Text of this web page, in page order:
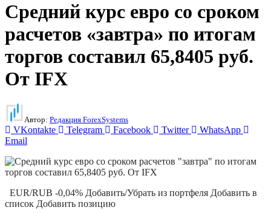
Средний курс евро со сроком
расчетов «завтра» по итогам
торгов составил 65,8405 руб.
От IFX
Автор: Редакция ForexSystems
VKontakte Telegram Facebook Twitter
WhatsApp
Email
EUR/RUB -0,04% Добавить/Убрать из портфеля Добавить в
список Добавить позицию